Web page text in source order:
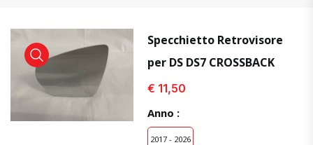
visualizza prodotto visualizza prodotto
Specchietto Retrovisore
per DS DS7 CROSSBACK
€ 11,50
Anno :
2017 - 2026